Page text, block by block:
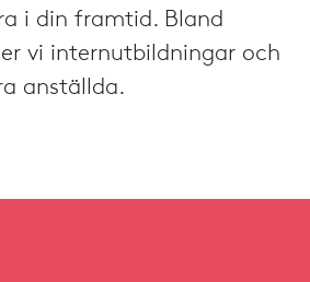
i din framtid. Bland
vi internutbildningar och
anställda.